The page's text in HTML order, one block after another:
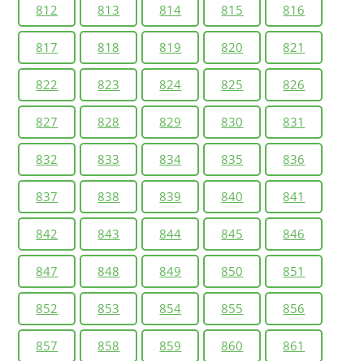
812 813 814 815 816
817 818 819 820 821
822 823 824 825 826
827 828 829 830 831
832 833 834 835 836
837 838 839 840 841
842 843 844 845 846
847 848 849 850 851
852 853 854 855 856
857 858 859 860 861